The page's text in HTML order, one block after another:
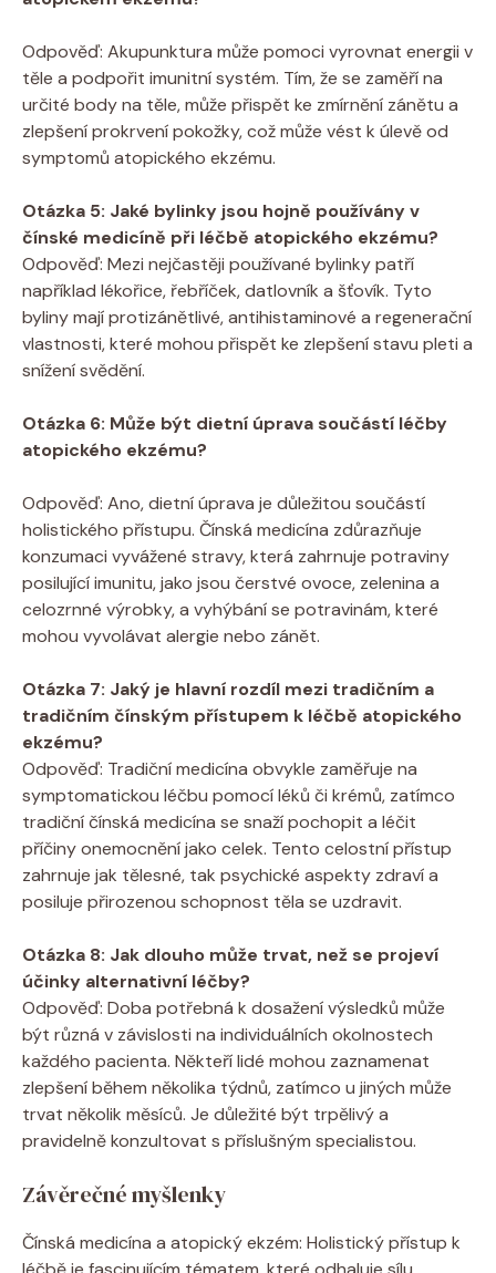
Odpověď: Akupunktura může⁣ pomoci vyrovnat ⁤energii v
⁢těle a ‍podpořit ⁤imunitní systém. ⁢Tím, že se ⁤zaměří na
určité body​ na těle, může přispět ke zmírnění‌ zánětu ​a
zlepšení ⁣prokrvení pokožky, což může vést k úlevě od
symptomů atopického⁤ ekzému.
Otázka 5: Jaké ‌bylinky jsou hojně používány v
čínské‍ medicíně při léčbě atopického ekzému?
Odpověď: Mezi nejčastěji⁤ používané bylinky patří
například lékořice, řebříček, datlovník a šťovík. Tyto
byliny ⁣mají protizánětlivé, antihistaminové a⁢ regenerační
⁢vlastnosti, které mohou⁢ přispět​ ke zlepšení stavu pleti a⁢
snížení svědění.
Otázka 6: ⁤Může být dietní úprava⁢ součástí⁣ léčby
⁤atopického⁤ ekzému?
Odpověď: ⁣Ano, dietní úprava je důležitou⁤ součástí
holistického přístupu. Čínská medicína zdůrazňuje
konzumaci vyvážené stravy, která zahrnuje potraviny
posilující imunitu, jako jsou⁤ čerstvé ovoce, zelenina a
celozrnné výrobky,⁤ a vyhýbání se potravinám, které
mohou vyvolávat alergie ‍nebo zánět.
Otázka 7: Jaký​ je hlavní rozdíl mezi tradičním a
tradičním ⁤čínským přístupem ⁤k léčbě atopického
ekzému?
Odpověď:‍ Tradiční medicína obvykle zaměřuje na
symptomatickou léčbu pomocí‍ léků ‍či krémů, zatímco
tradiční čínská medicína ⁣se snaží pochopit a léčit
‍příčiny onemocnění⁤ jako celek. Tento celostní přístup
zahrnuje jak tělesné, tak psychické aspekty zdraví a
posiluje přirozenou schopnost těla se‍ uzdravit.
Otázka⁣ 8: ⁤Jak dlouho⁣ může trvat, než se projeví⁤
účinky alternativní léčby?
Odpověď: ‌Doba⁢ potřebná k dosažení výsledků může
být různá v⁤ závislosti na individuálních okolnostech
každého pacienta. Někteří lidé mohou zaznamenat⁣
zlepšení během několika‌ týdnů, zatímco u ⁢jiných může
trvat několik⁢ měsíců. Je důležité být trpělivý​ a
⁤pravidelně konzultovat s příslušným​ specialistou.
Závěrečné myšlenky
Čínská medicína ‍a atopický‌ ekzém: ⁢Holistický přístup k